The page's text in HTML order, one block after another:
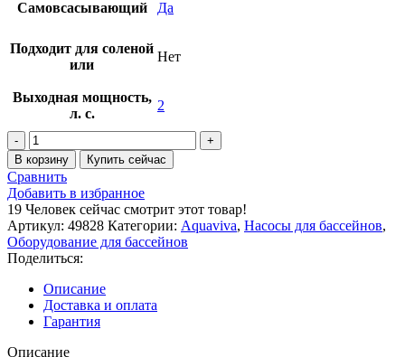
Самовсасывающий Да
Подходит для соленой
или
Нет
Выходная мощность,
л. с.
2
Количество
товара
Насос
AquaViva
LX
SFE200
(220V,
пф,
22,5m3/h*12m,
1,5kW,
2HP)
В корзину Купить сейчас
Сравнить
Добавить в избранное
19 Человек сейчас смотрит этот товар!
Артикул: 49828 Категории: Aquaviva, Насосы для бассейнов,
Оборудование для бассейнов
Поделиться:
Описание
Доставка и оплата
Гарантия
Описание